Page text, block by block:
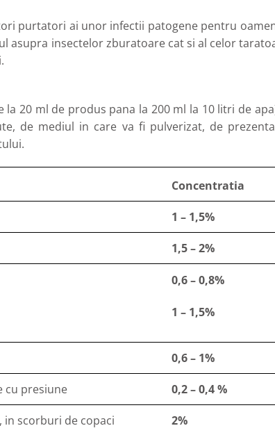
purtatori ai unor infectii patogene pentru
insectelor zburatoare cat si al celor
20 ml de produs pana la 200 ml la 10 litri de
de mediul in care va fi pulverizat, de
Concentratia
1 – 1,5%
1,5 – 2%
0,6 – 0,8%
1 – 1,5%
0,6 – 1%
cu presiune 0,2 – 0,4 %
in scorburi de copaci 2%